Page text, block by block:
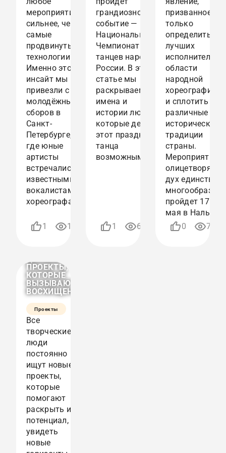
мероприятие
сильнее, чем
самые
продвинутые
технологии.
Именно этот
инсайт мы
привезли с
молодёжных
сборов в
Санкт-
Петербурге,
где юные
артисты
встречались с
известными
вокалистами и
хореографами
1 1019
12.04.2025
06:57
грандиозное
событие —
Национальный
Чемпионат
танцев народов
России. В этой
статье мы
раскрываем
имена и
истории людей,
которые делают
этот праздник
танца
возможным.
1 671
23.03.2025
13:39
призванное не
только
определить
лучших
исполнителей в
области
народной
хореографии,
и сплотить
различные
исторические
традиции
страны.
Мероприятие,
дух единства и
многообразия,
пройдет 17 и
мая в
0
785
ПРОЕКТЫ,
КОТОРЫЕ
ВЫЗЫВАЮТ
ВОСХИЩЕНИЕ.
Проекты
Все
творческие
люди
постоянно
ищут новые
проекты,
которые
помогают
раскрыть их
потенциал,
увидеть
новые